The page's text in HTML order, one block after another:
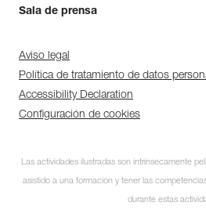
Sala de prensa
Aviso legal
Política de tratamiento de datos
Accessibility Declaration
Configuración de cookies
Las actividades ilustradas son intrínsecamente
asistido a una formación y tener las
durante estas